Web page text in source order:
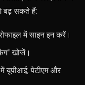
बढ़ सकते हैं:
में साइन इन करें।
खोजें।
में यूपीआई, पेटीएम और